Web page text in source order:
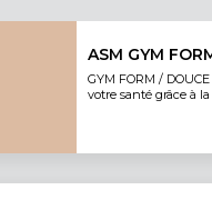
ASM GYM
GYM FORM /
votre santé grâce à